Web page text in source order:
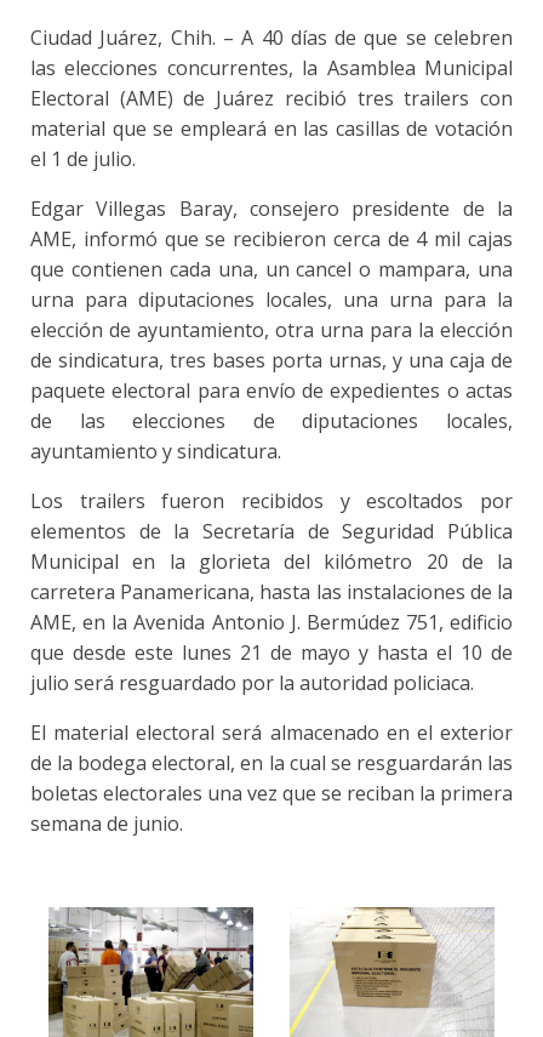
Ciudad Juárez, Chih. – A 40 días de que se celebren
las elecciones concurrentes, la Asamblea Municipal
Electoral (AME) de Juárez recibió tres trailers con
material que se empleará en las casillas de votación
el 1 de julio.
Edgar Villegas Baray, consejero presidente de la
AME, informó que se recibieron cerca de 4 mil cajas
que contienen cada una, un cancel o mampara, una
urna para diputaciones locales, una urna para la
elección de ayuntamiento, otra urna para la elección
de sindicatura, tres bases porta urnas, y una caja de
paquete electoral para envío de expedientes o actas
de las elecciones de diputaciones locales,
ayuntamiento y sindicatura.
Los trailers fueron recibidos y escoltados por
elementos de la Secretaría de Seguridad Pública
Municipal en la glorieta del kilómetro 20 de la
carretera Panamericana, hasta las instalaciones de la
AME, en la Avenida Antonio J. Bermúdez 751, edificio
que desde este lunes 21 de mayo y hasta el 10 de
julio será resguardado por la autoridad policiaca.
El material electoral será almacenado en el exterior
de la bodega electoral, en la cual se resguardarán las
boletas electorales una vez que se reciban la primera
semana de junio.